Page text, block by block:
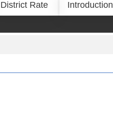
District Rate Introduction